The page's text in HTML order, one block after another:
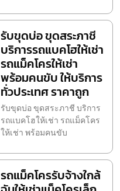
รับขุดบ่อ ขุดสระภาชี
บริการรถแบคโฮให้เช่า
รถแม็คโครให้เช่า
พร้อมคนขับ ให้บริการ
ทั่วประเทศ ราคาถูก
รับขุดบ่อ ขุดสระภาชี บริการ
รถแบคโฮให้เช่า รถแม็คโคร
ให้เช่า พร้อมคนขับ
รถแม็คโครรับจ้างใกล้